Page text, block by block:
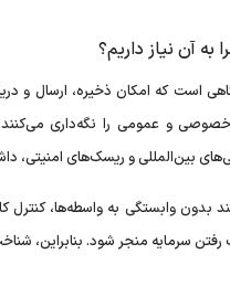
آن نیاز داریم؟
است که امکان ذخیره، ارسال و
و عمومی را نگه‌داری
بین‌المللی و ریسک‌های امنیتی،
وابستگی به واسطه‌ها، کنترل
سرمایه منجر شود. بنابراین،